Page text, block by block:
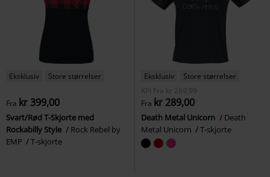
Eksklusiv Store størrelser
Fra kr 399,00
Svart/Rød T-Skjorte med
Rockabilly Style
Rock Rebel by
EMP
T-skjorte
Eksklusiv
Store størrelser
KPI
Fra kr 289,99
Fra kr 289,00
Death Metal Unicorn
Death
Metal Unicorn
T-skjorte